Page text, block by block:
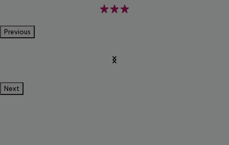
3
Previous
Next